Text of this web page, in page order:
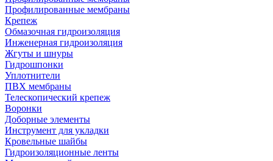
Профилированные мембраны
Крепеж
Обмазочная гидроизоляция
Инженерная гидроизоляция
Жгуты и шнуры
Гидрошпонки
Уплотнители
ПВХ мембраны
Телескопический крепеж
Воронки
Доборные элементы
Инструмент для укладки
Кровельные шайбы
Гидроизоляционные ленты